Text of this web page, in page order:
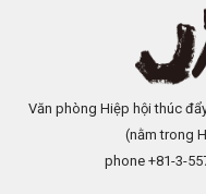
Văn phòng Hiệp hội thúc
(nằm trong
phone +81-3-